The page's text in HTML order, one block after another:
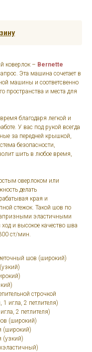
коверлок – Bernette
Эта машина сочетает в
машины и соответсвенно
пространства и места для
благодаря легкой и
У вас под рукой всегда
за передней крышкой,
безопасности,
шить в любое время,
оверлоком или
делать
края и
стежок. Такой шов по
капризными эластичными
и высокое качество шва
ст/мин.
шов (широкий)
строчкой
игла, 2 петлителя)
2 петлителя)
(широкий)
(широкий)
(узкий)